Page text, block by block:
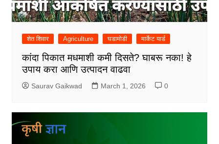
शेत शिवार Agriculture घडामोडी मार्केट यार्ड
कांदा पिकात मधमाशी कमी दिसते? घाबरू नका! हे
उपाय करा आणि उत्पादन वाढवा
Saurav Gaikwad March 1, 2026 0